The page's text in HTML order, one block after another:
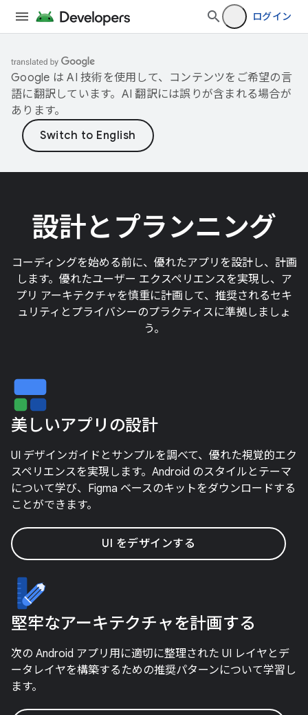
ログイン
Google は AI 技術を使用して、コンテンツをご希望の言
語に翻訳しています。AI 翻訳には誤りが含まれる場合が
あります。
設計とプランニング
コーディングを始める前に、優れたアプリを設計し、計画
します。優れたユーザー エクスペリエンスを実現し、ア
プリ アーキテクチャを慎重に計画して、推奨されるセキ
ュリティとプライバシーのプラクティスに準拠しましょ
う。
美しいアプリの設計
UI デザインガイドとサンプルを調べて、優れた視覚的エク
スペリエンスを実現します。Android のスタイルとテーマ
について学び、Figma ベースのキットをダウンロードする
ことができます。
UI をデザインする
堅牢なアーキテクチャを計画する
次の Android アプリ用に適切に整理された UI レイヤとデ
ータレイヤを構築するための推奨パターンについて学習し
ます。